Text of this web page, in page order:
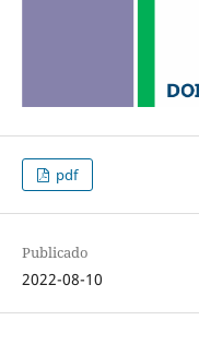
pdf
Publicado
2022-08-10